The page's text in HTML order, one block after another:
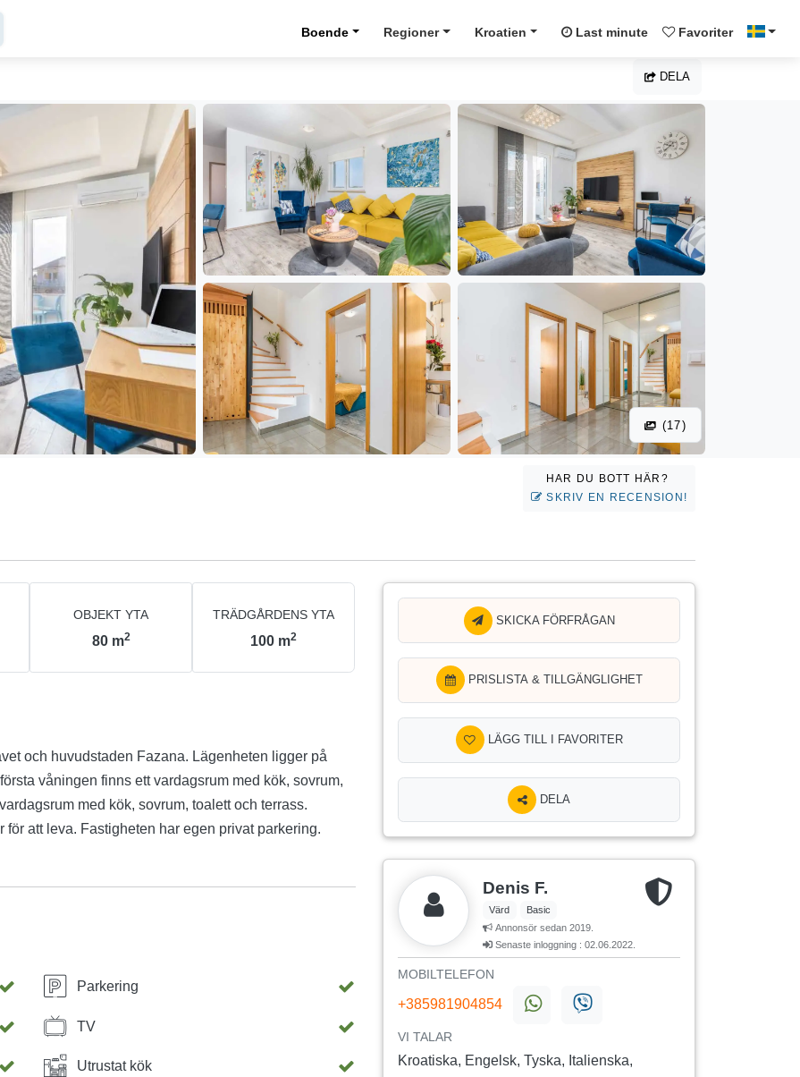
Boende Regioner Kroatien Last minute Favoriter
DELA
(17)
HAR DU BOTT HÄR?
SKRIV EN RECENSION!
OBJEKT YTA
80 m2
TRÄDGÅRDENS YTA
100 m2
och huvudstaden Fazana. Lägenheten ligger på
våningen finns ett vardagsrum med kök, sovrum,
med kök, sovrum, toalett och terrass.
att leva. Fastigheten har egen privat parkering.
Parkering
TV
Utrustat kök
SKICKA FÖRFRÅGAN
PRISLISTA & TILLGÄNGLIGHET
LÄGG TILL I FAVORITER
DELA
Denis F.
Värd
Basic
Annonsör sedan 2019.
Senaste inloggning : 02.06.2022.
MOBILTELEFON
+385981904854
VI TALAR
Kroatiska, Engelsk, Tyska, Italienska,